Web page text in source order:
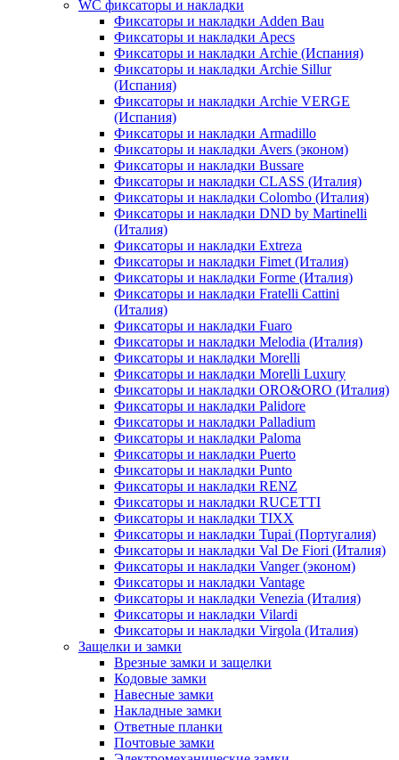
WC фиксаторы и накладки
Фиксаторы и накладки Adden Bau
Фиксаторы и накладки Apecs
Фиксаторы и накладки Archie (Испания)
Фиксаторы и накладки Archie Sillur
(Испания)
Фиксаторы и накладки Archie VERGE
(Испания)
Фиксаторы и накладки Armadillo
Фиксаторы и накладки Avers (эконом)
Фиксаторы и накладки Bussare
Фиксаторы и накладки CLASS (Италия)
Фиксаторы и накладки Colombo (Италия)
Фиксаторы и накладки DND by Martinelli
(Италия)
Фиксаторы и накладки Extreza
Фиксаторы и накладки Fimet (Италия)
Фиксаторы и накладки Forme (Италия)
Фиксаторы и накладки Fratelli Cattini
(Италия)
Фиксаторы и накладки Fuaro
Фиксаторы и накладки Melodia (Италия)
Фиксаторы и накладки Morelli
Фиксаторы и накладки Morelli Luxury
Фиксаторы и накладки ORO&ORO (Италия)
Фиксаторы и накладки Palidore
Фиксаторы и накладки Palladium
Фиксаторы и накладки Paloma
Фиксаторы и накладки Puerto
Фиксаторы и накладки Punto
Фиксаторы и накладки RENZ
Фиксаторы и накладки RUCETTI
Фиксаторы и накладки TIXX
Фиксаторы и накладки Tupai (Португалия)
Фиксаторы и накладки Val De Fiori (Италия)
Фиксаторы и накладки Vanger (эконом)
Фиксаторы и накладки Vantage
Фиксаторы и накладки Venezia (Италия)
Фиксаторы и накладки Vilardi
Фиксаторы и накладки Virgola (Италия)
Защелки и замки
Врезные замки и защелки
Кодовые замки
Навесные замки
Накладные замки
Ответные планки
Почтовые замки